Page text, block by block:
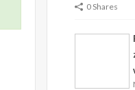
0 Shares